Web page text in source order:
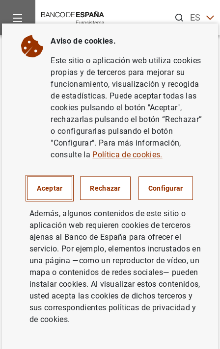
ESEN
Inicio Noticias y eventos
Volver
Estado financiero consolidado
del Eurosistema a 2 de junio de
Estado financiero consolidado del
Eurosistema a 2 de junio de 2023 (95KB)
Anterior
Encuesta sobre el acceso de...
Siguiente
Resultados de la encuesta d...
Aviso de cookies.
Este sitio o aplicación web utiliza cookies
propias y de terceros para mejorar su
funcionamiento, visualización y recogida
de estadísticas. Puede aceptar todas las
cookies pulsando el botón "Aceptar",
rechazarlas pulsando el botón “Rechazar”
o configurarlas pulsando el botón
"Configurar". Para más información,
consulte la Política de cookies.
Aceptar Rechazar Configurar
Además, algunos contenidos de este sitio o
aplicación web requieren cookies de terceros
ajenas al Banco de España para ofrecer el
servicio. Por ejemplo, elementos incrustados en
una página —como un reproductor de vídeo, un
mapa o contenidos de redes sociales— pueden
instalar cookies. Al visualizar estos contenidos,
usted acepta las cookies de dichos terceros y
sus correspondientes políticas de privacidad y
de cookies.